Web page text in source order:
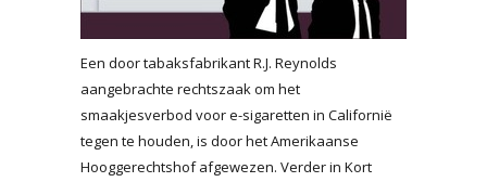
Een door tabaksfabrikant R.J. Reynolds
aangebrachte rechtszaak om het
smaakjesverbod voor e-sigaretten in Californië
tegen te houden, is door het Amerikaanse
Hooggerechtshof afgewezen. Verder in Kort